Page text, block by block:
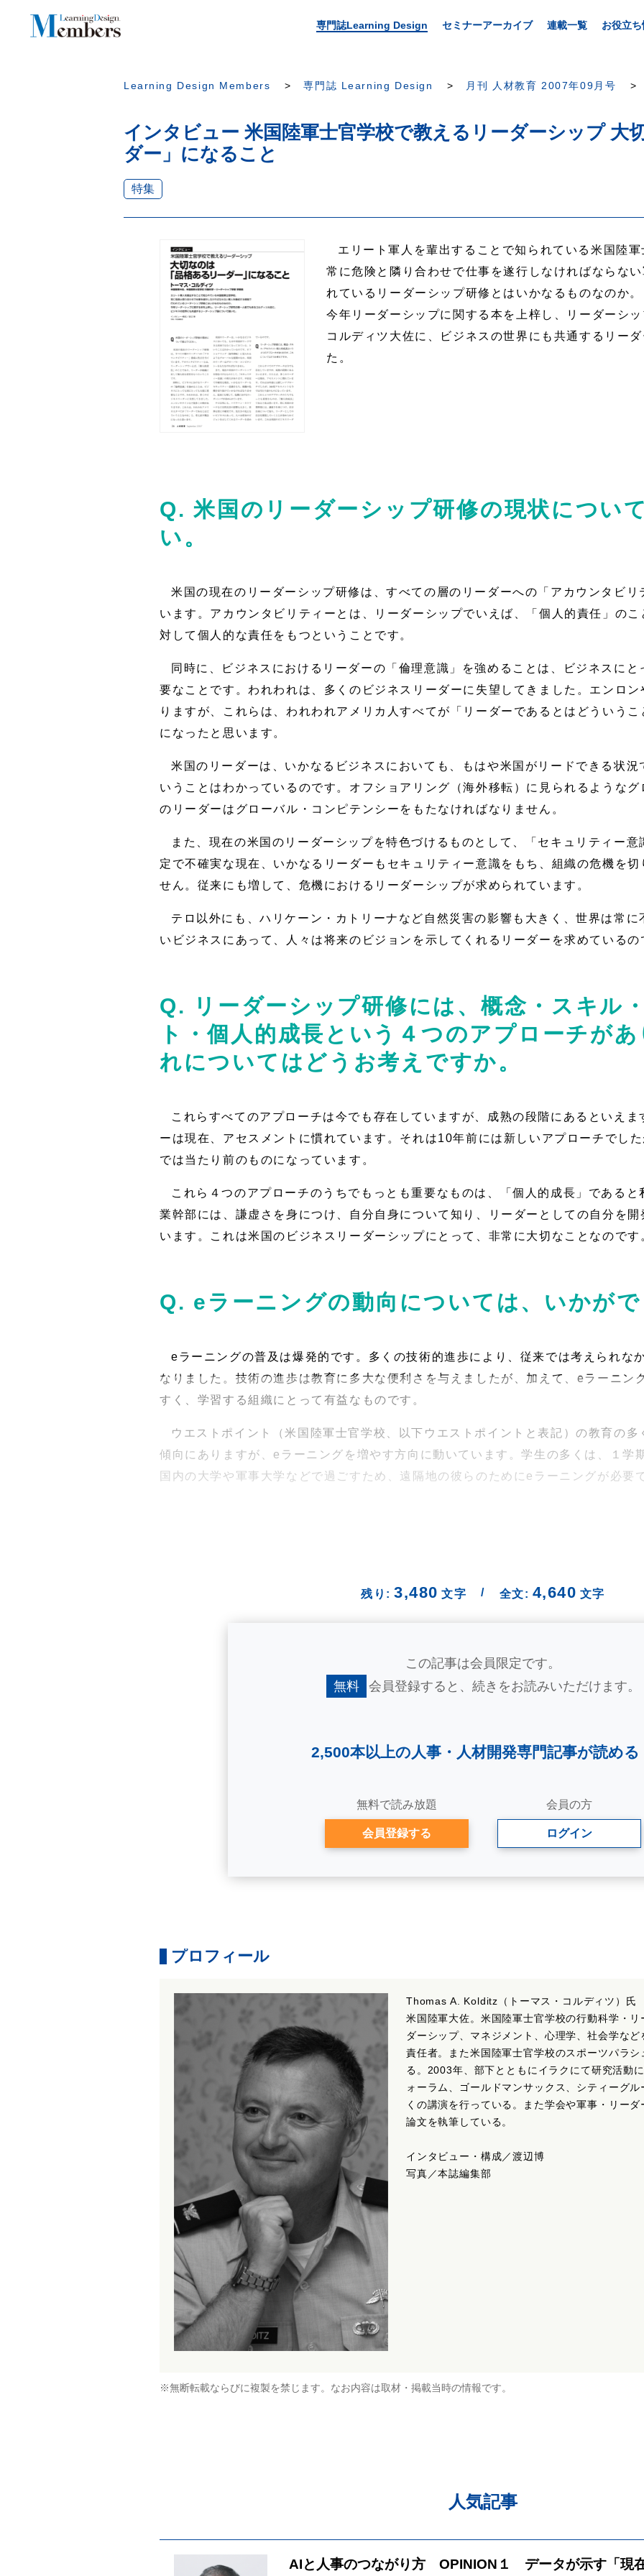
専門誌Learning Design セミナーアーカイブ 連載一覧 お役立
Learning Design Members 専門誌 Learning Design 月刊 人材教育 2007年09月号
インタビュー 米国陸軍士官学校で教えるリーダーシップ 大
ダー」になること
特集
エリート軍人を輩出することで知られている米国陸
常に危険と隣り合わせで仕事を遂行しなければならな
れているリーダーシップ研修とはいかなるものなのか。
今年リーダーシップに関する本を上梓し、リーダーシ
コルディツ大佐に、ビジネスの世界にも共通するリー
た。
Q. 米国のリーダーシップ研修の現状につい
い。
米国の現在のリーダーシップ研修は、すべての層のリーダーへの「アカウンタビ
います。アカウンタビリティーとは、リーダーシップでいえば、「個人的責任」の
対して個人的な責任をもつということです。
同時に、ビジネスにおけるリーダーの「倫理意識」を強めることは、ビジネスに
要なことです。われわれは、多くのビジネスリーダーに失望してきました。エンロ
りますが、これらは、われわれアメリカ人すべてが「リーダーであるとはどういう
になったと思います。
米国のリーダーは、いかなるビジネスにおいても、もはや米国がリードできる状
いうことはわかっているのです。オフショアリング（海外移転）に見られるような
のリーダーはグローバル・コンピテンシーをもたなければなりません。
また、現在の米国のリーダーシップを特色づけるものとして、「セキュリティー
定で不確実な現在、いかなるリーダーもセキュリティー意識をもち、組織の危機を
せん。従来にも増して、危機におけるリーダーシップが求められています。
テロ以外にも、ハリケーン・カトリーナなど自然災害の影響も大きく、世界は常
いビジネスにあって、人々は将来のビジョンを示してくれるリーダーを求めているの
Q. リーダーシップ研修には、概念・スキル
ト・個人的成長という４つのアプローチが
れについてはどうお考えですか。
これらすべてのアプローチは今でも存在していますが、成熟の段階にあるといえ
ーは現在、アセスメントに慣れています。それは10年前には新しいアプローチでし
では当たり前のものになっています。
これら４つのアプローチのうちでもっとも重要なものは、「個人的成長」である
業幹部には、謙虚さを身につけ、自分自身について知り、リーダーとしての自分を
います。これは米国のビジネスリーダーシップにとって、非常に大切なことなのです
Q. eラーニングの動向については、いかが
eラーニングの普及は爆発的です。多くの技術的進歩により、従来では考えられな
なりました。技術の進歩は教育に多大な便利さを与えましたが、加えて、eラーニン
すく、学習する組織にとって有益なものです。
ウエストポイント（米国陸軍士官学校、以下ウエストポイントと表記）の教育の
傾向にありますが、eラーニングを増やす方向に動いています。学生の多くは、１学
国内の大学や軍事大学などで過ごすため、遠隔地の彼らのためにeラーニングが必要
残り: 3,480 文字 / 全文: 4,640 文字
この記事は会員限定です。
無料
会員登録すると、 続きをお読みいただけます。
2,500本以上の人事・ 人材開発専門記事が読める
無料で読み放題
会員登録する
会員の方
ログイン
プロフィール
Thomas A. Kolditz（トーマス・コルディツ）氏
米国陸軍大佐。米国陸軍士官学校の行動科学・
ダーシップ、マネジメント、心理学、社会学な
責任者。また米国陸軍士官学校のスポーツパラ
る。2003年、部下とともにイラクにて研究活動
ォーラム、ゴールドマンサックス、シティーグ
くの講演を行っている。また学会や軍事・リー
論文を執筆している。
インタビュー・構成／渡辺博
写真／本誌編集部
※無断転載ならびに複製を禁じます。なお内容は取材・掲載当時の情報です。
人気記事
AIと人事のつながり方 OPINION１ データが示す「現